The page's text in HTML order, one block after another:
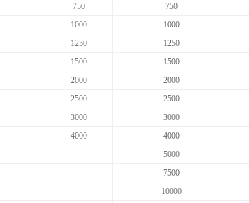
750 750
1000 1000
1250 1250
1500 1500
2000 2000
2500
2500
3000
3000
4000
4000
5000
7500
10000